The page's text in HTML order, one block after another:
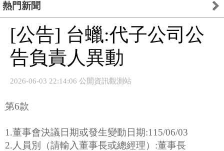
熱門新聞
[公告] 台蠟:代子公司公
告負責人異動
2026-06-03 22:14:06 公開資訊觀測站
第6款
1.董事會決議日期或發生變動日期:115/06/03
2.人員別（請輸入董事長或總經理）:董事長